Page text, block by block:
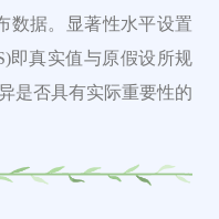
数据。
显著性水平设置
即真实值与原假设所规
是否具有实际重要性的